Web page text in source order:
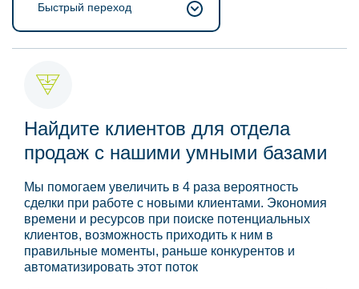
Быстрый переход
Найдите клиентов для отдела
продаж с нашими умными базами
Мы помогаем увеличить в 4 раза вероятность
сделки при работе с новыми клиентами. Экономия
времени и ресурсов при поиске потенциальных
клиентов, возможность приходить к ним в
правильные моменты, раньше конкурентов и
автоматизировать этот поток